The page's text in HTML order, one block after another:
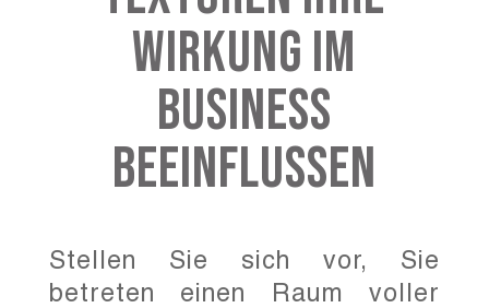
Wirkung im
Business
beeinflussen
Stellen Sie sich vor, Sie
betreten einen Raum voller